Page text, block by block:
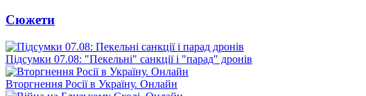
Сюжети
Підсумки 07.08: "Пекельні" санкції і "парад" дронів
Вторгнення Росії в Україну. Онлайн